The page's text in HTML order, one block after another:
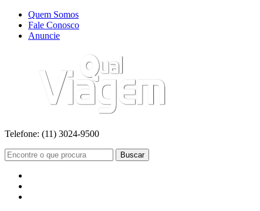
Quem Somos
Fale Conosco
Anuncie
Telefone: (11) 3024-9500
Buscar